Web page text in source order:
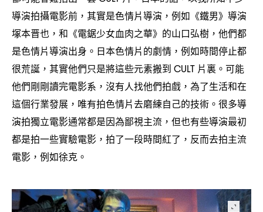
導演拍攝電影前 ， 其實是色情片導演 ， 例如《鐵男》導演
塚本晋也 ， 和《電鋸少女血肉之華》的山口弘樹 ， 他們都
是色情片導演出身。日本色情片的劇情 ， 例如時間停止都
很荒誕 ， 其實他們只是將這些元素搬到 CULT 片裏。可能
他們剛剛讀完電影系 ， 沒有人找他們拍戲 ， 為了生活和在
這個行業發展 ， 唯有拍色情片去磨練自己的技術。很多導
演拍獨立電影通常都是因為鄙視主流 ， 但也有些導演最初
都是拍一些實驗電影 ， 拍了一段時間紅了 ， 反而去拍主流
電影 ， 例如徐克。